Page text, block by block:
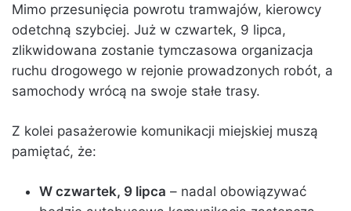
Mimo przesunięcia powrotu tramwajów, kierowcy
odetchną szybciej. Już w czwartek, 9 lipca,
zlikwidowana zostanie tymczasowa organizacja
ruchu drogowego w rejonie prowadzonych robót, a
samochody wrócą na swoje stałe trasy.
Z kolei pasażerowie komunikacji miejskiej muszą
pamiętać, że:
W czwartek, 9 lipca – nadal obowiązywać